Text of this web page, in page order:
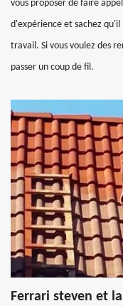
vous proposer de faire
d'expérience et sachez
travail. Si vous voulez des
passer un coup de fil.
Ferrari steven et